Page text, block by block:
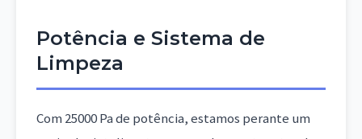
Potência e Sistema de
Limpeza
Com 25000 Pa de potência, estamos perante um